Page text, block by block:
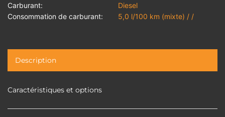
Carburant:
Diesel
Consommation de carburant:
5,0 l/100 km (mixte) / /
Description
Caractéristiques et options